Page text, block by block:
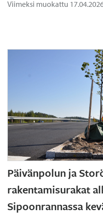
Viimeksi muokattu
Päivänpolun ja
rakentamisurakat
Sipoonrannassa